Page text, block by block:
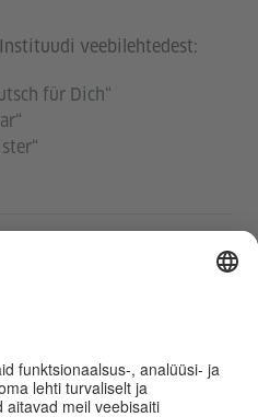
veebilehtedest:
für Dich“
kättesaadav ja praktiline
Isikuandmeid
eeskirjale.